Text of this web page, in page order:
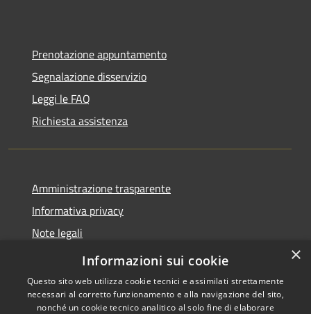
Prenotazione appuntamento
Segnalazione disservizio
Leggi le FAQ
Richiesta assistenza
Amministrazione trasparente
Informativa privacy
Note legali
Dichiarazione di accessibilità
×
Informazioni sui cookie
Questo sito web utilizza cookie tecnici e assimilati strettamente
necessari al corretto funzionamento e alla navigazione del sito,
nonché un cookie tecnico analitico al solo fine di elaborare